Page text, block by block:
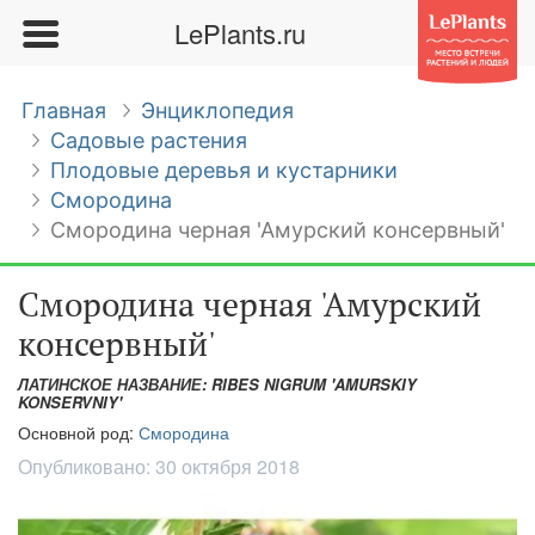
LePlants.ru
Главная
Энциклопедия
Садовые растения
Плодовые деревья и кустарники
Смородина
Смородина черная 'Амурский консервный'
Смородина черная 'Амурский
консервный'
ЛАТИНСКОЕ НАЗВАНИЕ: RIBES NIGRUM 'AMURSKIY
KONSERVNIY'
Основной род: Смородина
Опубликовано: 30 октября 2018